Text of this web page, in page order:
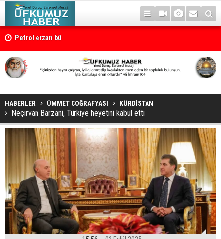
Petrol erzan bû
HABERLER ÜMMET COĞRAFYASI KÜRDİSTAN
Neçirvan Barzani, Türkiye heyetini kabul etti